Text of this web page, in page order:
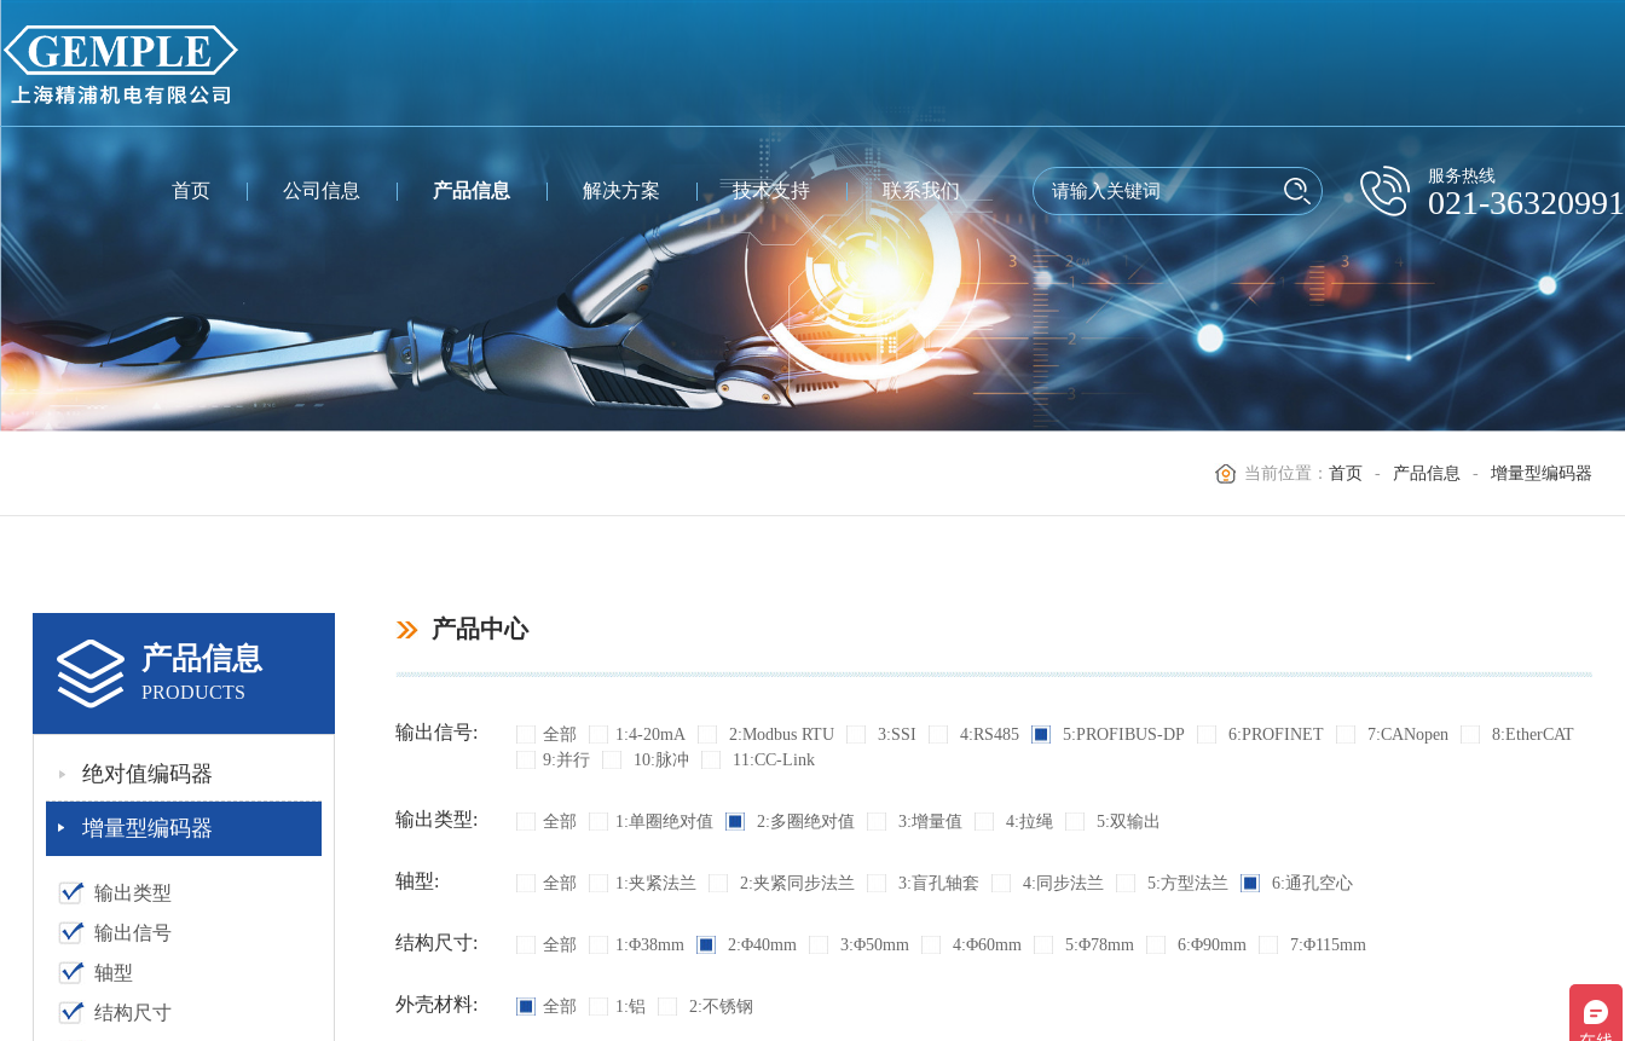
首页 公司信息 产品信息 解决方案 技术支持 联系我们
服务热线
021-36320991
当前位置：首页 - 产品信息 - 增量型编码器
产品信息
PRODUCTS
绝对值编码器
增量型编码器
输出类型
输出信号
轴型
结构尺寸
产品中心
输出信号: 全部 1:4-20mA 2:Modbus RTU 3:SSI 4:RS485 5:PROFIBUS-DP 6:PROFINET 7:CANopen
8:EtherCAT
9:并行
10:脉冲 11:CC-Link
输出类型: 全部 1:单圈绝对值 2:多圈绝对值 3:增量值 4:拉绳 5:双输出
轴型: 全部 1:夹紧法兰 2:夹紧同步法兰 3:盲孔轴套 4:同步法兰 5:方型法兰 6:通孔空心
结构尺寸: 全部 1:Φ38mm 2:Φ40mm 3:Φ50mm 4:Φ60mm 5:Φ78mm 6:Φ90mm 7:Φ115mm
外壳材料: 全部 1:铝 2:不锈钢